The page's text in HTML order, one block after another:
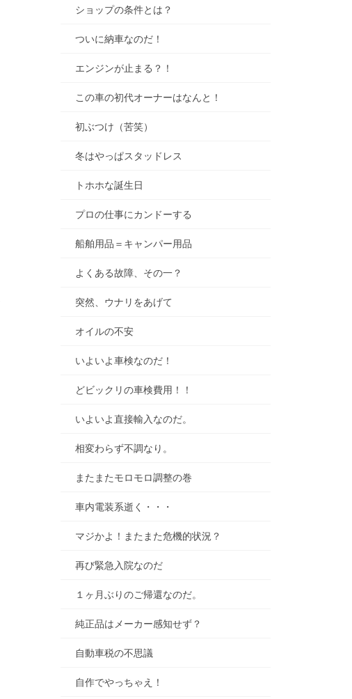
ショップの条件とは？
ついに納車なのだ！
エンジンが止まる？！
この車の初代オーナーはなんと！
初ぶつけ（苦笑）
冬はやっぱスタッドレス
トホホな誕生日
プロの仕事にカンドーする
船舶用品＝キャンパー用品
よくある故障、その一？
突然、ウナリをあげて
オイルの不安
いよいよ車検なのだ！
どビックリの車検費用！！
いよいよ直接輸入なのだ。
相変わらず不調なり。
またまたモロモロ調整の巻
車内電装系逝く・・・
マジかよ！またまた危機的状況？
再び緊急入院なのだ
１ヶ月ぶりのご帰還なのだ。
純正品はメーカー感知せず？
自動車税の不思議
自作でやっちゃえ！